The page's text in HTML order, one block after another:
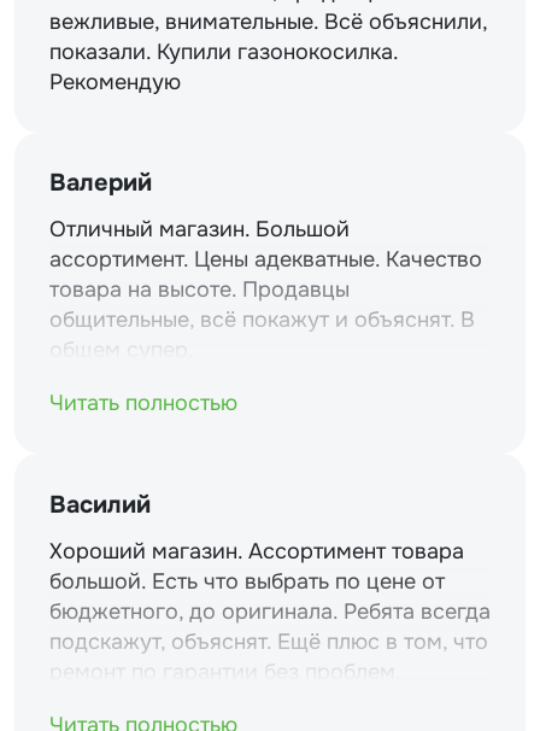
вежливые, внимательные. Всё объяснили,
показали. Купили газонокосилка.
Рекомендую
Валерий
Отличный магазин. Большой
ассортимент. Цены адекватные. Качество
товара на высоте. Продавцы
общительные, всё покажут и объяснят. В
общем супер.
Читать полностью
Василий
Хороший магазин. Ассортимент товара
большой. Есть что выбрать по цене от
бюджетного, до оригинала. Ребята всегда
подскажут, объяснят. Ещё плюс в том, что
ремонт по гарантии без проблем.
Читать полностью